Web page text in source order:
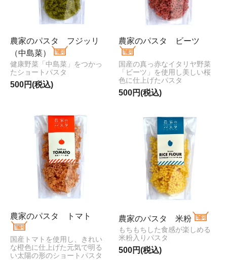
農家のパスタ フジッリ
（中島菜）
健康野菜「中島菜」をつかっ
たショートパスタ
500円(税込)
農家のパスタ ビーツ
国産の真っ赤なイタリヤ野菜
「ビーツ」を使用し美しい桜
色に仕上げたパスタ
500円(税込)
農家のパスタ トマト
国産トマトを使用し、きれい
な橙色に仕上げた元気で明る
い太陽の形のショートパスタ
農家のパスタ 米粉
もちもちした食感が楽しめる
米粉入りパスタ
500円(税込)